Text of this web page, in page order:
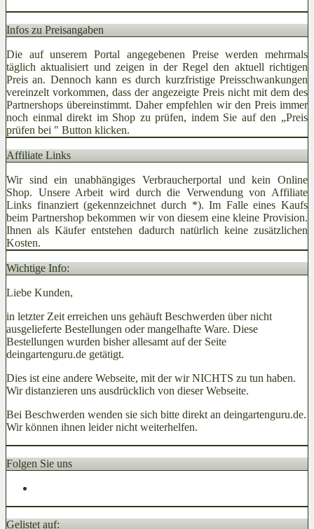
Infos zu Preisangaben
Die auf unserem Portal angegebenen Preise werden mehrmals
täglich aktualisiert und zeigen in der Regel den aktuell richtigen
Preis an. Dennoch kann es durch kurzfristige Preisschwankungen
vereinzelt vorkommen, dass der angezeigte Preis nicht mit dem des
Partnershops übereinstimmt. Daher empfehlen wir den Preis immer
noch einmal direkt im Shop zu prüfen, indem Sie auf den „Preis
prüfen bei " Button klicken.
Affiliate Links
Wir sind ein unabhängiges Verbraucherportal und kein Online
Shop. Unsere Arbeit wird durch die Verwendung von Affiliate
Links finanziert (gekennzeichnet durch *). Im Falle eines Kaufs
beim Partnershop bekommen wir von diesem eine kleine Provision.
Ihnen als Käufer entstehen dadurch natürlich keine zusätzlichen
Kosten.
Wichtige Info:
Liebe Kunden,
in letzter Zeit erreichen uns gehäuft Beschwerden über nicht
ausgelieferte Bestellungen oder mangelhafte Ware. Diese
Bestellungen wurden bisher allesamt auf der Seite
deingartenguru.de getätigt.
Dies ist eine andere Webseite, mit der wir NICHTS zu tun haben.
Wir distanzieren uns ausdrücklich von dieser Webseite.
Bei Beschwerden wenden sie sich bitte direkt an deingartenguru.de.
Wir können ihnen leider nicht weiterhelfen.
Folgen Sie uns
Gelistet auf: